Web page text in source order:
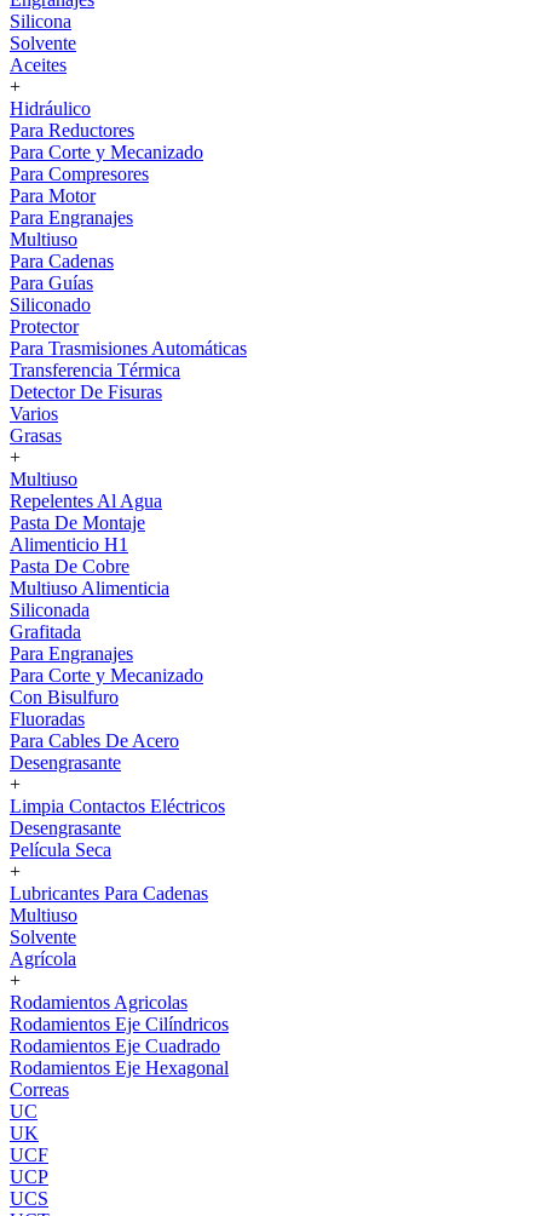
Silicona
Solvente
Aceites
+
Hidráulico
Para Reductores
Para Corte y Mecanizado
Para Compresores
Para Motor
Para Engranajes
Multiuso
Para Cadenas
Para Guías
Siliconado
Protector
Para Trasmisiones Automáticas
Transferencia Térmica
Detector De Fisuras
Varios
Grasas
+
Multiuso
Repelentes Al Agua
Pasta De Montaje
Alimenticio H1
Pasta De Cobre
Multiuso Alimenticia
Siliconada
Grafitada
Para Engranajes
Para Corte y Mecanizado
Con Bisulfuro
Fluoradas
Para Cables De Acero
Desengrasante
+
Limpia Contactos Eléctricos
Desengrasante
Película Seca
+
Lubricantes Para Cadenas
Multiuso
Solvente
Agrícola
+
Rodamientos Agricolas
Rodamientos Eje Cilíndricos
Rodamientos Eje Cuadrado
Rodamientos Eje Hexagonal
Correas
UC
UK
UCF
UCP
UCS